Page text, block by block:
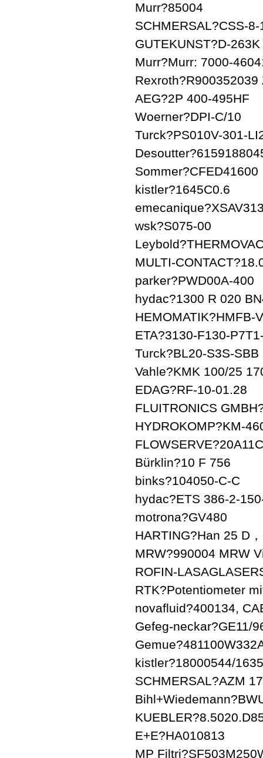
Murr?85004
SCHMERSAL?CSS-
GUTEKUNST?D-263K
Murr?Murr: 7000-
Rexroth?R900352039
AEG?2P 400-495HF
Woerner?DPI-C/10
Turck?PS010V-301-
Sommer?CFED41600
kistler?1645C0.6
wsk?S075-00
MULTI-
parker?PWD00A-400
hydac?1300 R 020
HEMOMATIK?HMFB-
ETA?3130-F130-
Turck?BL20-S3S-
Vahle?KMK 100/25
EDAG?RF-10-01.28
FLUITRONICS
HYDROKOMP?KM-
Bürklin?10 F 756
binks?104050-C-C
hydac?ETS 386-2-
motrona?GV480
HARTING?Han 25 D
MRW?990004 MRW
ROFIN-
RTK?Potentiometer
novafluid?400134,
Gefeg-neckar?GE11/
kistler?18000544/
SCHMERSAL?AZM
E+E?HA010813
MP